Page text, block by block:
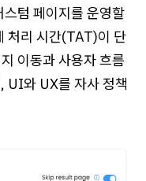
텀 페이지를 운영할
처리 시간(TAT)이 단
이동과 사용자 흐름
UI와 UX를 자사 정책